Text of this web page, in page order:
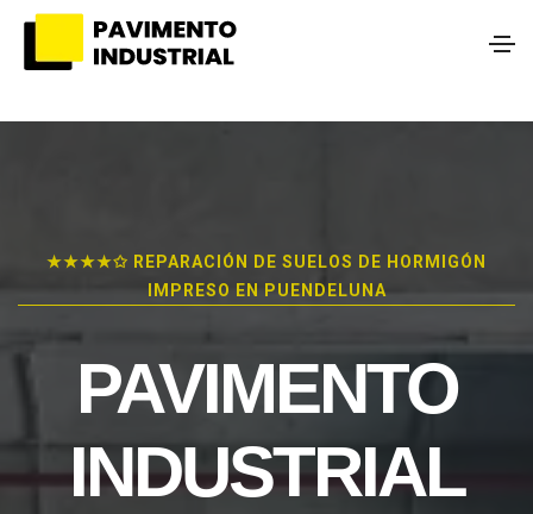
★★★★✩ REPARACIÓN DE SUELOS DE HORMIGÓN
IMPRESO EN PUENDELUNA
PAVIMENTO
INDUSTRIAL